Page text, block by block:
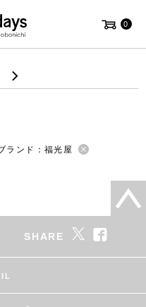
0
ランド：福光屋
SHARE